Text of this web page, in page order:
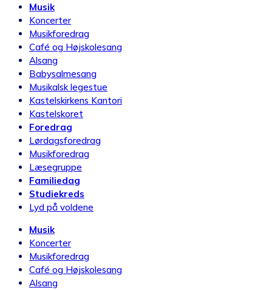
Musik
Koncerter
Musikforedrag
Café og Højskolesang
Alsang
Babysalmesang
Musikalsk legestue
Kastelskirkens Kantori
Kastelskoret
Foredrag
Lørdagsforedrag
Musikforedrag
Læsegruppe
Familiedag
Studiekreds
Lyd på voldene
Musik
Koncerter
Musikforedrag
Café og Højskolesang
Alsang